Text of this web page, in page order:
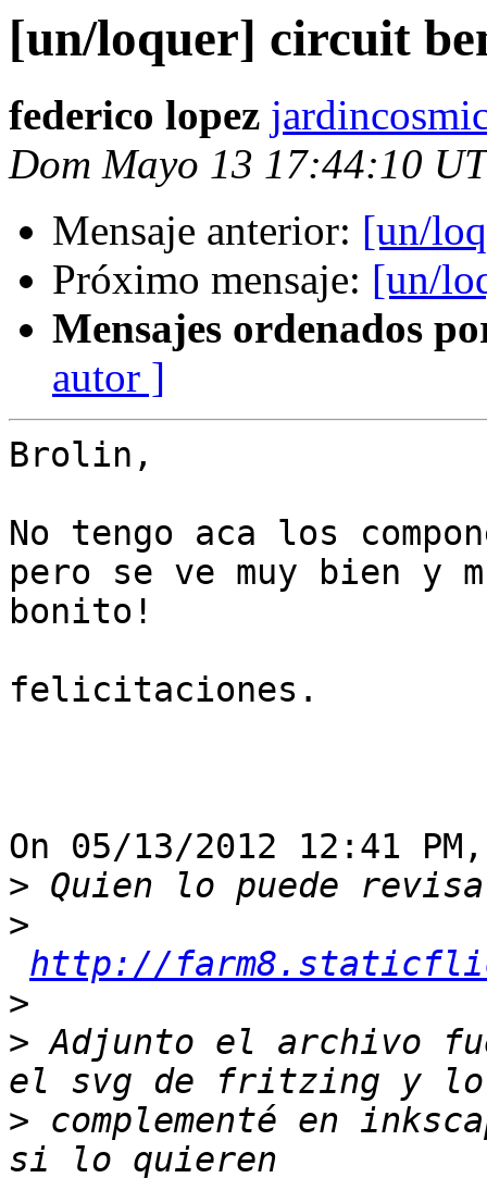
[un/loquer] circuit
federico lopez
Dom Mayo 13 17:44:10
Mensaje anterior: [un/
Próximo mensaje: [un/
Mensajes ordenados
autor ]
Brolin,
No tengo aca los
pero se ve muy bien y
bonito!
felicitaciones.
On 05/13/2012 12:41
>
>
http://
>
> Adjunto el archivo
> complementé en